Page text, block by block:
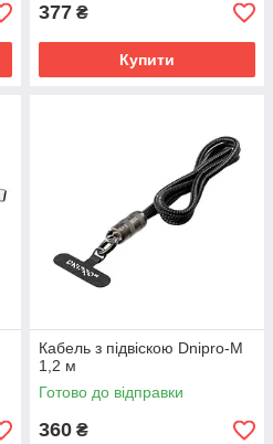
377 ₴
Купити
Кабель з підвіскою Dnipro-M
1,2 м
Готово до відправки
360 ₴